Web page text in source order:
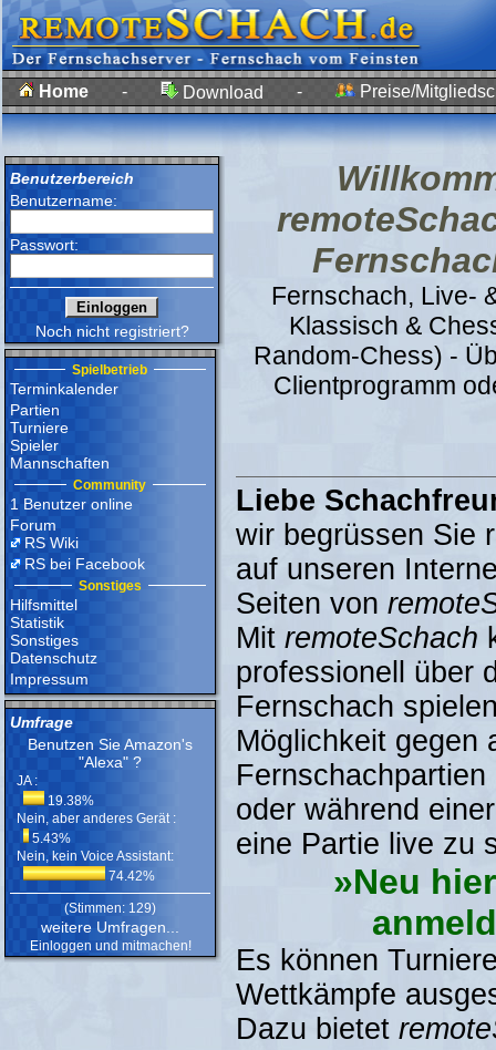
Home - Download - Preise/
Benutzerbereich
Benutzername:
Passwort:
Noch nicht registriert?
Spielbetrieb
Terminkalender
Partien
Turniere
Spieler
Mannschaften
Community
1 Benutzer online
Forum
RS Wiki
RS bei Facebook
Sonstiges
Hilfsmittel
Statistik
Sonstiges
Datenschutz
Impressum
Umfrage
Benutzen Sie Amazon's
"Alexa" ?
JA :
19.38%
Nein, aber anderes Gerät :
5.43%
Nein, kein Voice Assistant:
74.42%
(Stimmen: 129)
weitere Umfragen...
Einloggen und mitmachen!
Fernschach, Live-
Klassisch &
Random-Chess) -
Clientprogramm
Liebe
wir begrüssen Sie
auf unseren
Seiten von
Mit remoteSchach
professionell über
Fernschach
Möglichkeit gegen
oder während
eine Partie live zu
»Neu
Es können
Wettkämpfe
Dazu bietet